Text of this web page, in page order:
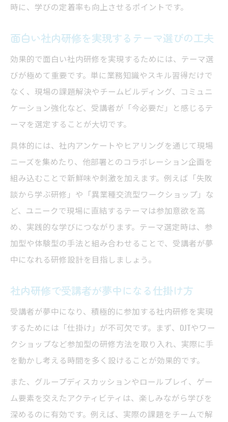
時に、学びの定着率も向上させるポイントです。
面白い社内研修を実現するテーマ選びの工夫
効果的で面白い社内研修を実現するためには、テーマ選
びが極めて重要です。単に業務知識やスキル習得だけで
なく、現場の課題解決やチームビルディング、コミュニ
ケーション強化など、受講者が「今必要だ」と感じるテ
ーマを選定することが大切です。
具体的には、社内アンケートやヒアリングを通じて現場
ニーズを集めたり、他部署とのコラボレーション企画を
組み込むことで新鮮味や刺激を加えます。例えば「失敗
談から学ぶ研修」や「異業種交流型ワークショップ」な
ど、ユニークで現場に直結するテーマは参加意欲を高
め、実践的な学びにつながります。テーマ選定時は、参
加型や体験型の手法と組み合わせることで、受講者が夢
中になれる研修設計を目指しましょう。
社内研修で受講者が夢中になる仕掛け方
受講者が夢中になり、積極的に参加する社内研修を実現
するためには「仕掛け」が不可欠です。まず、OJTやワー
クショップなど参加型の研修方法を取り入れ、実際に手
を動かし考える時間を多く設けることが効果的です。
また、グループディスカッションやロールプレイ、ゲー
ム要素を交えたアクティビティは、楽しみながら学びを
深めるのに有効です。例えば、実際の課題をチームで解